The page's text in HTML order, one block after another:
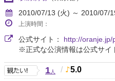
2010/07/13 (火) ～ 2010/07/
上演時間：
公式サイト： http://
※正式な公演情報は公式サイ
1人 / 5.0